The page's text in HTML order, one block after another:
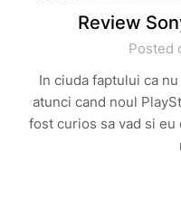
Review
Posted
In ciuda faptului ca
atunci cand noul
fost curios sa vad si